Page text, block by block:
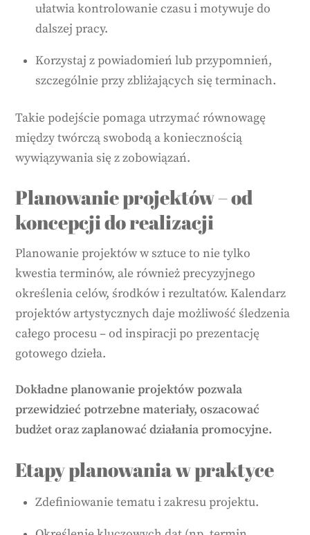
ułatwia kontrolowanie czasu i motywuje do
dalszej pracy.
Korzystaj z powiadomień lub przypomnień,
szczególnie przy zbliżających się terminach.
Takie podejście pomaga utrzymać równowagę
między twórczą swobodą a koniecznością
wywiązywania się z zobowiązań.
Planowanie projektów – od
koncepcji do realizacji
Planowanie projektów w sztuce to nie tylko
kwestia terminów, ale również precyzyjnego
określenia celów, środków i rezultatów. Kalendarz
projektów artystycznych daje możliwość śledzenia
całego procesu – od inspiracji po prezentację
gotowego dzieła.
Dokładne planowanie projektów pozwala
przewidzieć potrzebne materiały, oszacować
budżet oraz zaplanować działania promocyjne.
Etapy planowania w praktyce
Zdefiniowanie tematu i zakresu projektu.